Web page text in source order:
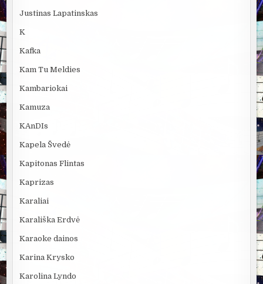
Justinas Lapatinskas
K
Kafka
Kam Tu Meldies
Kambariokai
Kamuza
KAnDIs
Kapela Švedė
Kapitonas Flintas
Kaprizas
Karaliai
Karališka Erdvė
Karaoke dainos
Karina Krysko
Karolina Lyndo